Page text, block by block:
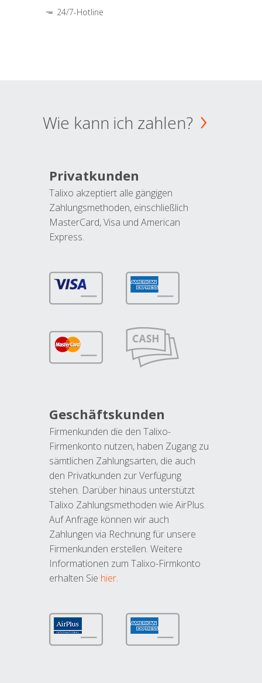
24/7-Hotline
Wie kann ich zahlen?
Privatkunden
Talixo akzeptiert alle gängigen
Zahlungsmethoden, einschließlich
MasterCard, Visa und American
Express.
Geschäftskunden
Firmenkunden die den Talixo-
Firmenkonto nutzen, haben Zugang zu
sämtlichen Zahlungsarten, die auch
den Privatkunden zur Verfügung
stehen. Darüber hinaus unterstützt
Talixo Zahlungsmethoden wie AirPlus.
Auf Anfrage können wir auch
Zahlungen via Rechnung für unsere
Firmenkunden erstellen. Weitere
Informationen zum Talixo-Firmkonto
erhalten Sie hier.